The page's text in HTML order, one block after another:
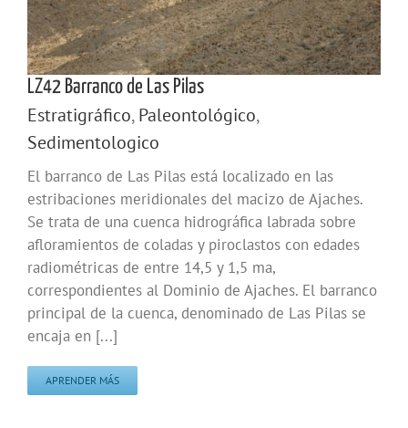
LZ42 Barranco de Las Pilas
Estratigráfico,Paleontológico,
Sedimentologico
El barranco de Las Pilas está localizado en las
estribaciones meridionales del macizo de Ajaches.
Se trata de una cuenca hidrográfica labrada sobre
afloramientos de coladas y piroclastos con edades
radiométricas de entre 14,5 y 1,5 ma,
correspondientes al Dominio de Ajaches. El barranco
principal de la cuenca, denominado de Las Pilas se
encaja en [...]
APRENDER MÁS